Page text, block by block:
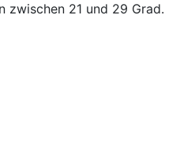
zwischen 21 und 29 Grad.